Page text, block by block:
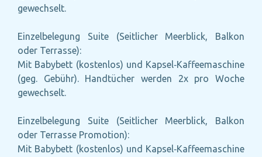
gewechselt.
Einzelbelegung Suite (Seitlicher Meerblick, Balkon
oder Terrasse):
Mit Babybett (kostenlos) und Kapsel‑Kaffeemaschine
(geg. Gebühr). Handtücher werden 2x pro Woche
gewechselt.
Einzelbelegung Suite (Seitlicher Meerblick, Balkon
oder Terrasse Promotion):
Mit Babybett (kostenlos) und Kapsel‑Kaffeemaschine